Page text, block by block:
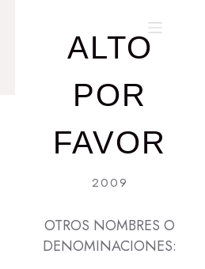
ALTO
POR
FAVOR
2009
OTROS NOMBRES O
DENOMINACIONES: